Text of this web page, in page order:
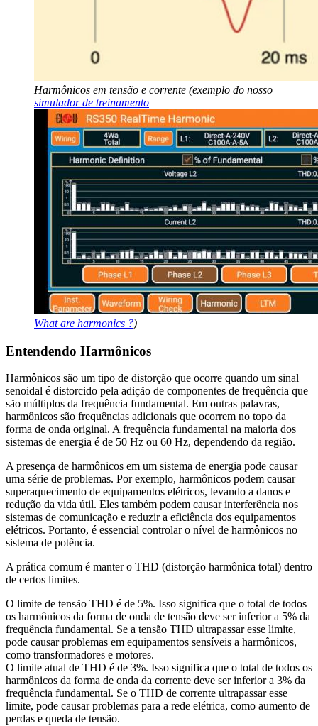
Harmônicos em tensão e corrente (exemplo do nosso
simulador de treinamento
What are harmonics ?)
Entendendo Harmônicos
Harmônicos são um tipo de distorção que ocorre quando um sinal
senoidal é distorcido pela adição de componentes de frequência que
são múltiplos da frequência fundamental. Em outras palavras,
harmônicos são frequências adicionais que ocorrem no topo da
forma de onda original. A frequência fundamental na maioria dos
sistemas de energia é de 50 Hz ou 60 Hz, dependendo da região.
A presença de harmônicos em um sistema de energia pode causar
uma série de problemas. Por exemplo, harmônicos podem causar
superaquecimento de equipamentos elétricos, levando a danos e
redução da vida útil. Eles também podem causar interferência nos
sistemas de comunicação e reduzir a eficiência dos equipamentos
elétricos. Portanto, é essencial controlar o nível de harmônicos no
sistema de potência.
A prática comum é manter o THD (distorção harmônica total) dentro
de certos limites.
O limite de tensão THD é de 5%. Isso significa que o total de todos
os harmônicos da forma de onda de tensão deve ser inferior a 5% da
frequência fundamental. Se a tensão THD ultrapassar esse limite,
pode causar problemas em equipamentos sensíveis a harmônicos,
como transformadores e motores.
O limite atual de THD é de 3%. Isso significa que o total de todos os
harmônicos da forma de onda da corrente deve ser inferior a 3% da
frequência fundamental. Se o THD de corrente ultrapassar esse
limite, pode causar problemas para a rede elétrica, como aumento de
perdas e queda de tensão.